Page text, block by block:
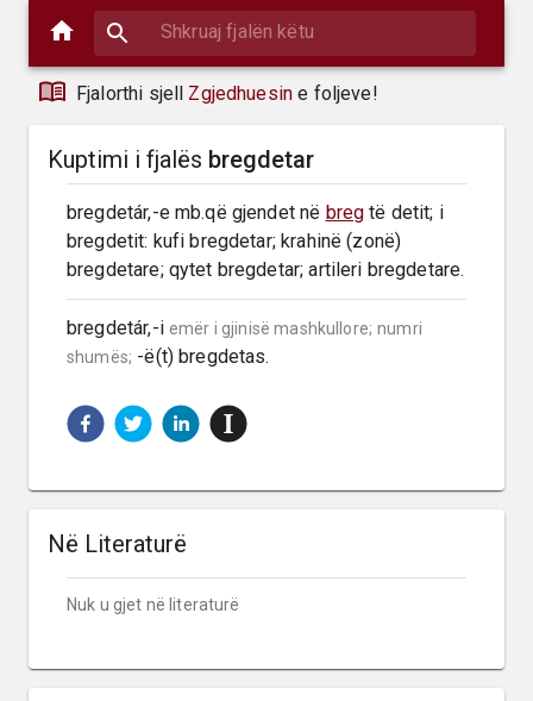
Fjalorthi sjell Zgjedhuesin e foljeve!
Kuptimi i fjalës bregdetar
bregdetár,-e mb.që gjendet në breg të detit; i
bregdetit: kufi bregdetar; krahinë (zonë)
bregdetare; qytet bregdetar; artileri bregdetare.
bregdetár,-i emër i gjinisë mashkullore; numri
shumës; -ë(t) bregdetas.
Në Literaturë
Nuk u gjet në literaturë